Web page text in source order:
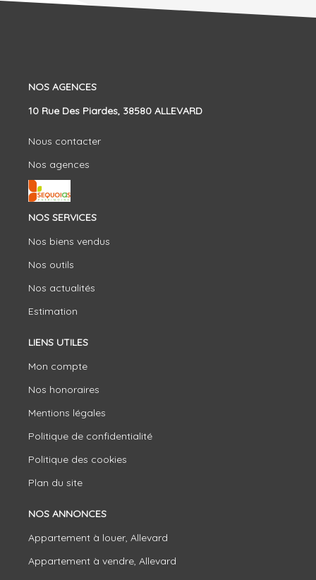
NOS AGENCES
10 Rue Des Piardes, 38580 ALLEVARD
Nous contacter
Nos agences
NOS SERVICES
Nos biens vendus
Nos outils
Nos actualités
Estimation
LIENS UTILES
Mon compte
Nos honoraires
Mentions légales
Politique de confidentialité
Politique des cookies
Plan du site
NOS ANNONCES
Appartement à louer, Allevard
Appartement à vendre, Allevard